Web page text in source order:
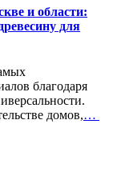
и области:
для
благодаря
домов,…